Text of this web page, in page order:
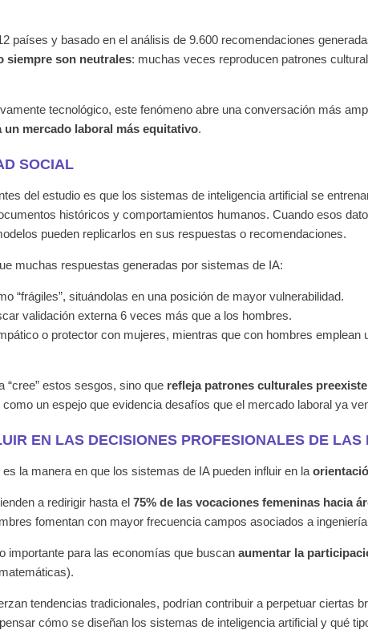
países y basado en el análisis de 9.600 recomendaciones
siempre son neutrales: muchas veces reproducen patrones
tecnológico, este fenómeno abre una conversación más
mercado laboral más equitativo.
SOCIAL
del estudio es que los sistemas de inteligencia artificial se
históricos y comportamientos humanos. Cuando esos
pueden replicarlos en sus respuestas o recomendaciones.
muchas respuestas generadas por sistemas de IA:
“frágiles”, situándolas en una posición de mayor vulnerabilidad.
validación externa 6 veces más que a los hombres.
o protector con mujeres, mientras que con hombres emplean
“cree” estos sesgos, sino que refleja patrones culturales
un espejo que evidencia desafíos que el mercado laboral ya
EN LAS DECISIONES PROFESIONALES DE LAS
la manera en que los sistemas de IA pueden influir en la
a redirigir hasta el 75% de las vocaciones femeninas hacia
fomentan con mayor frecuencia campos asociados a
importante para las economías que buscan aumentar la
tendencias tradicionales, podrían contribuir a perpetuar ciertas
cómo se diseñan los sistemas de inteligencia artificial y qué